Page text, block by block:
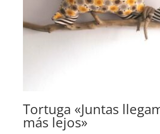
Tortuga «Juntas
más lejos»